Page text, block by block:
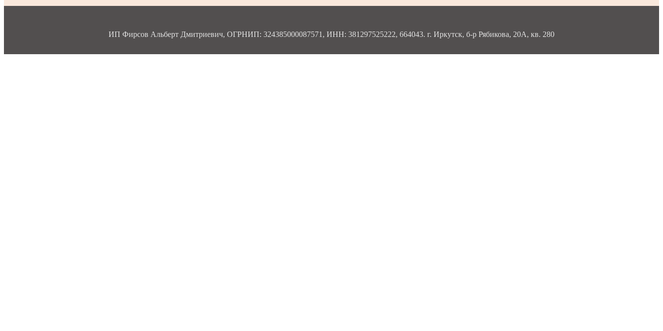
ИП Фирсов Альберт Дмитриевич, ОГРНИП: 324385000087571, ИНН: 381297525222, 664043. г. Иркутск, б-р Рябикова, 20А, кв. 280